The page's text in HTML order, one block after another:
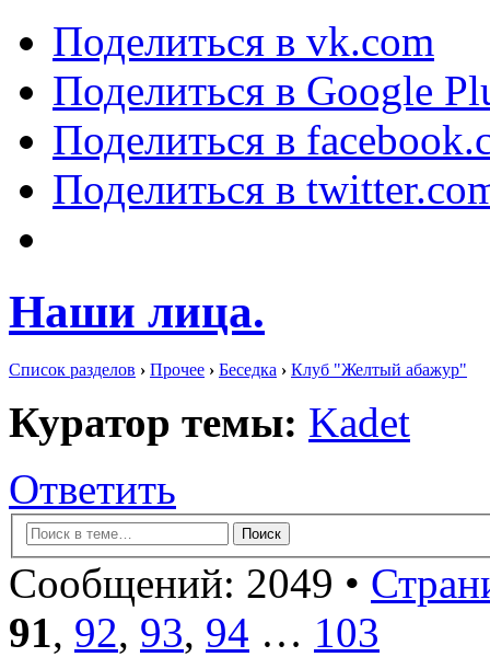
Поделиться в vk.com
Поделиться в Google
Поделиться в
Поделиться в
Наши лица.
Список разделов › Прочее › Беседка › Клуб "Желтый абажур"
Куратор темы: Kadet
Ответить
Сообщений: 2049 •
91, 92, 93, 94 … 103